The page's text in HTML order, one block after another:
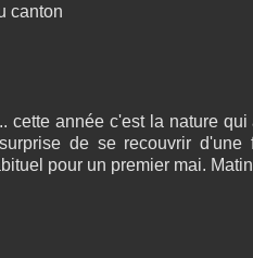
canton
cette année c'est la nature
de se recouvrir d'une
pour un premier mai.